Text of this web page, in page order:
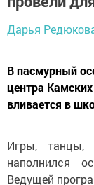
Дарья
В пасмурный
центра
вливается в
Игры, танцы,
наполнился
Ведущей